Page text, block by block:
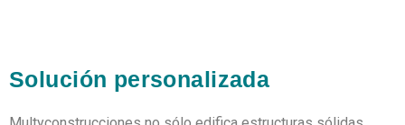
Solución personalizada